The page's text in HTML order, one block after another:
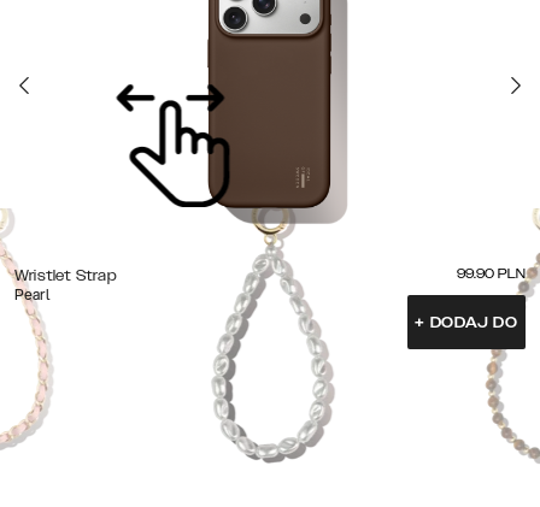
Wristlet Strap
Pearl
99.90 PLN
+ DODAJ DO